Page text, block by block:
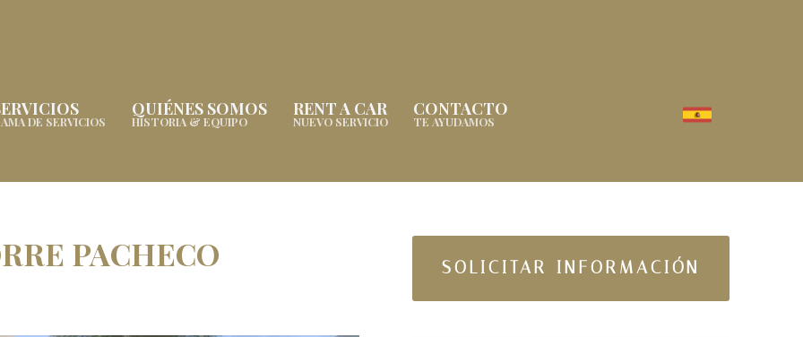
DE SERVICIOS
QUIÉNES SOMOS
HISTORIA & EQUIPO
RENT A CAR
NUEVO SERVICIO
CONTACTO
TE AYUDAMOS
PACHECO SOLICITAR INFORMACIÓN